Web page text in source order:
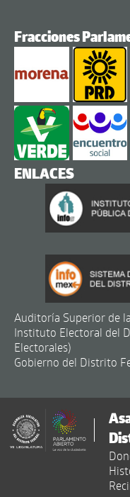
Fracciones
ENLACES
Auditoría Superior de
Instituto Electoral del
Electorales)
Gobierno del Distrito